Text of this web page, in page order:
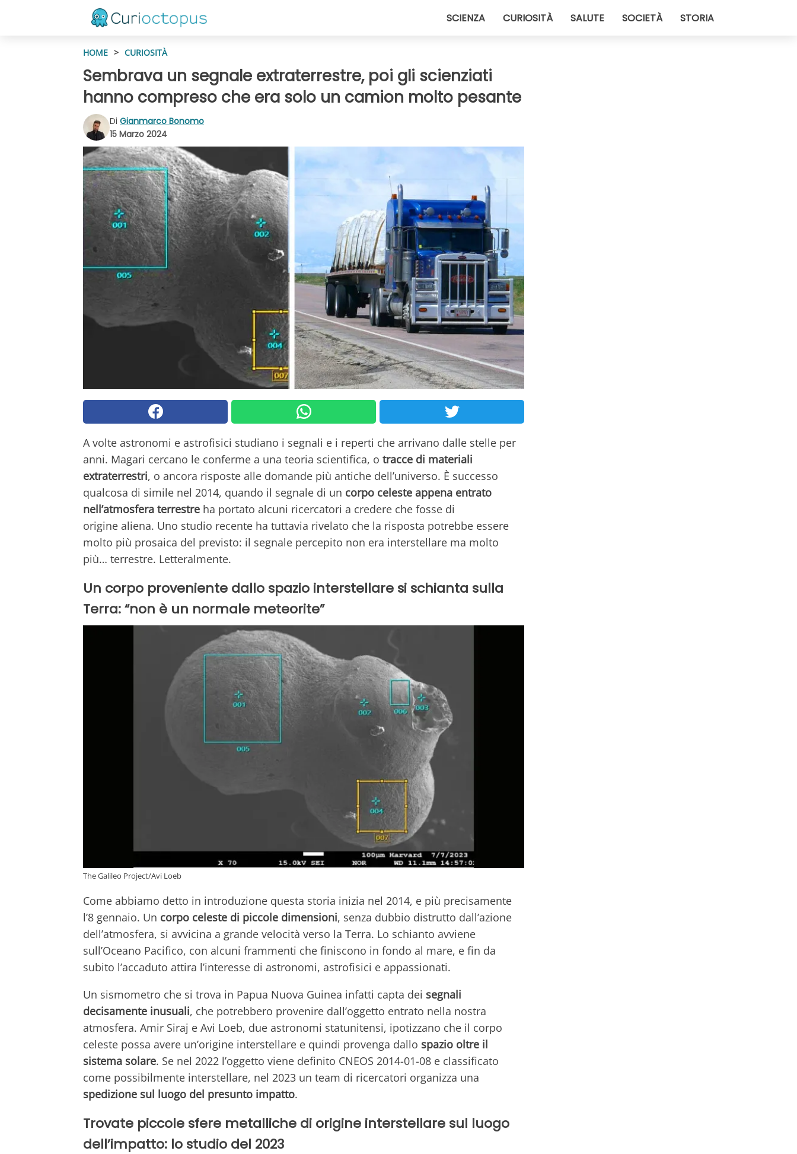
SCIENZA CURIOSITÀ SALUTE SOCIETÀ STORIA
HOME > CURIOSITÀ
Sembrava un segnale extraterrestre, poi gli scienziati
hanno compreso che era solo un camion molto pesante
Di Gianmarco Bonomo
15 Marzo 2024
A volte astronomi e astrofisici studiano i segnali e i reperti che arrivano dalle stelle per
anni. Magari cercano le conferme a una teoria scientifica, o tracce di materiali
extraterrestri, o ancora risposte alle domande più antiche dell’universo. È successo
qualcosa di simile nel 2014, quando il segnale di un corpo celeste appena entrato
nell’atmosfera terrestre ha portato alcuni ricercatori a credere che fosse di
origine aliena. Uno studio recente ha tuttavia rivelato che la risposta potrebbe essere
molto più prosaica del previsto: il segnale percepito non era interstellare ma molto
più… terrestre. Letteralmente.
Un corpo proveniente dallo spazio interstellare si schianta sulla
Terra: “non è un normale meteorite”
The Galileo Project/Avi Loeb
Come abbiamo detto in introduzione questa storia inizia nel 2014, e più precisamente
l’8 gennaio. Un corpo celeste di piccole dimensioni, senza dubbio distrutto dall’azione
dell’atmosfera, si avvicina a grande velocità verso la Terra. Lo schianto avviene
sull’Oceano Pacifico, con alcuni frammenti che finiscono in fondo al mare, e fin da
subito l’accaduto attira l’interesse di astronomi, astrofisici e appassionati.
Un sismometro che si trova in Papua Nuova Guinea infatti capta dei segnali
decisamente inusuali, che potrebbero provenire dall’oggetto entrato nella nostra
atmosfera. Amir Siraj e Avi Loeb, due astronomi statunitensi, ipotizzano che il corpo
celeste possa avere un’origine interstellare e quindi provenga dallo spazio oltre il
sistema solare. Se nel 2022 l’oggetto viene definito CNEOS 2014-01-08 e classificato
come possibilmente interstellare, nel 2023 un team di ricercatori organizza una
spedizione sul luogo del presunto impatto.
Trovate piccole sfere metalliche di origine interstellare sul luogo
dell’impatto: lo studio del 2023